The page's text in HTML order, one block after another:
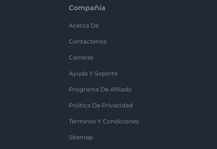
Compañía
Acerca De
Contáctenos
Carreras
Ayuda Y Soporte
Programa De Afiliado
Política De Privacidad
Términos Y Condiciones
Sitemap